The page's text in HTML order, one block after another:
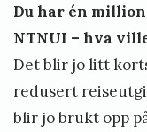
Du har én
NTNUI – hva
Det blir jo litt
redusert
blir jo brukt opp